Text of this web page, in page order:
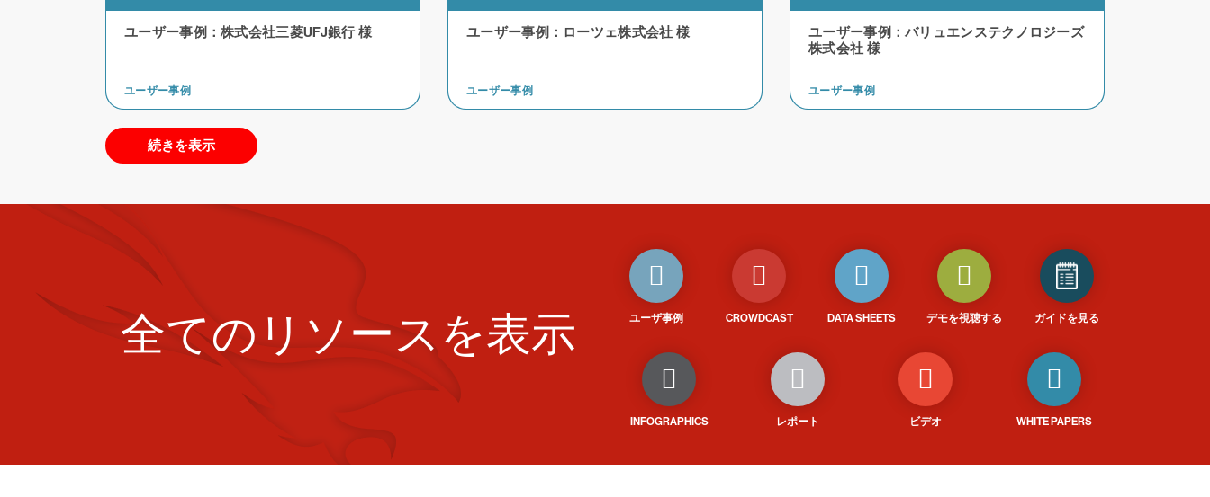
ユーザー事例：株式会社三菱UFJ銀行 様
ユーザー事例
ユーザー事例：ローツェ株式会社 様
ユーザー事例
ユーザー事例：バリュエンステクノロジーズ
株式会社 様
ユーザー事例
続きを表示
全てのリソースを表示 ユーザ事例 CROWDCAST DATA SHEETS デモを視聴する ガイドを見る
INFOGRAPHICS レポート ビデオ WHITE PAPERS